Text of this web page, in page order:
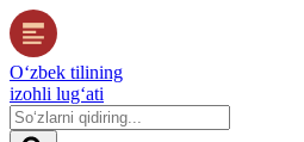
O‘zbek tilining
izohli lug‘ati